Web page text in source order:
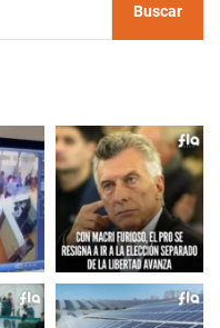
Buscar